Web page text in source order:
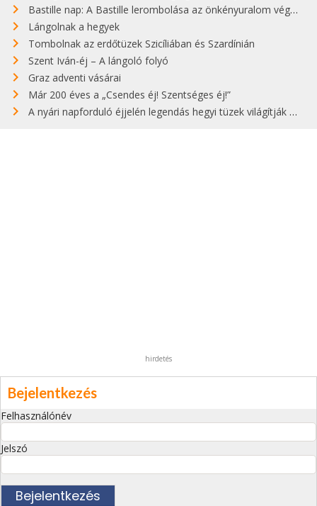
Bastille nap: A Bastille lerombolása az önkényuralom végét jelentette
Lángolnak a hegyek
Tombolnak az erdőtüzek Szicíliában és Szardínián
Szent Iván-éj – A lángoló folyó
Graz adventi vásárai
Már 200 éves a „Csendes éj! Szentséges éj!”
A nyári napforduló éjjelén legendás hegyi tüzek világítják meg Zugspitzét
hirdetés
Bejelentkezés
Felhasználónév
Jelszó